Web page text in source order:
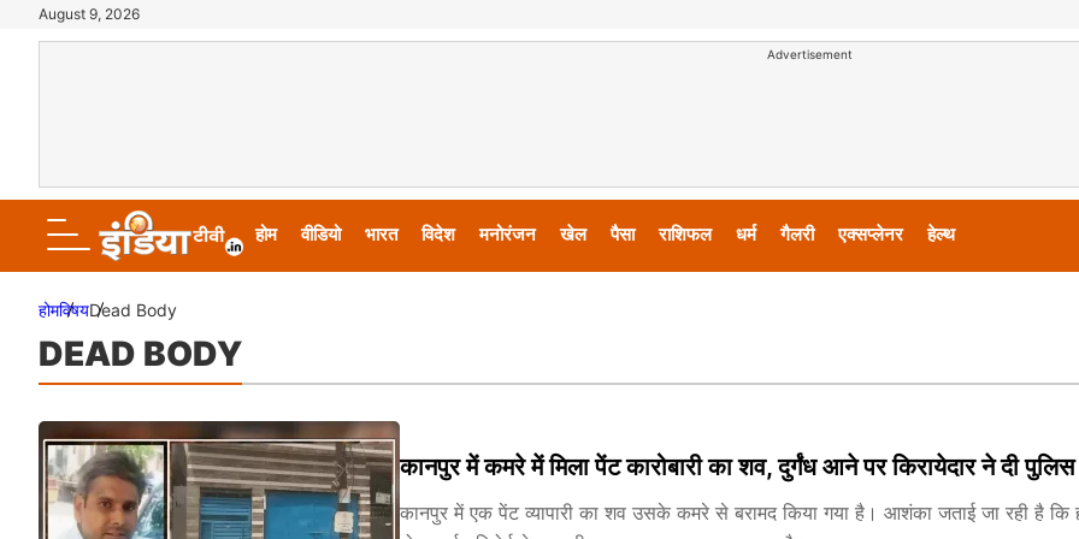
August 9, 2026
Advertisement
होम वीडियो भारत विदेश मनोरंजन खेल पैसा राशिफल धर्म गैलरी एक्सप्लेनर हेल्थ
होमविषयDead Body
DEAD BODY
कानपुर में कमरे में मिला पेंट कारोबारी का शव, दुर्गंध आने पर किरायेदार ने दी
कानपुर में एक पेंट व्यापारी का शव उसके कमरे से बरामद किया गया है। आशंका जताई जा रही है